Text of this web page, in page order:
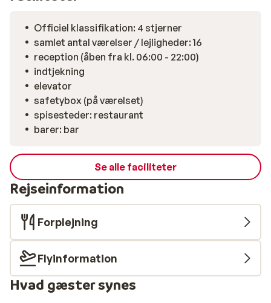
kan du nyde skiftende middagsbuffeter med tyrolske
specialiteter. Mens bjergene udenfor langsomt
forsvinder i aftenlyset, kan du indenfor nyde komfort,
ro og den helt særlige skiferiefølelse.
Officiel klassifikation: 4 stjerner
samlet antal værelser / lejligheder: 16
reception (åben fra kl. 06:00 - 22:00)
indtjekning
elevator
safetybox (på værelset)
spisesteder: restaurant
barer: bar
Se alle faciliteter
Rejseinformation
Forplejning
Flyinformation
Hvad gæster synes